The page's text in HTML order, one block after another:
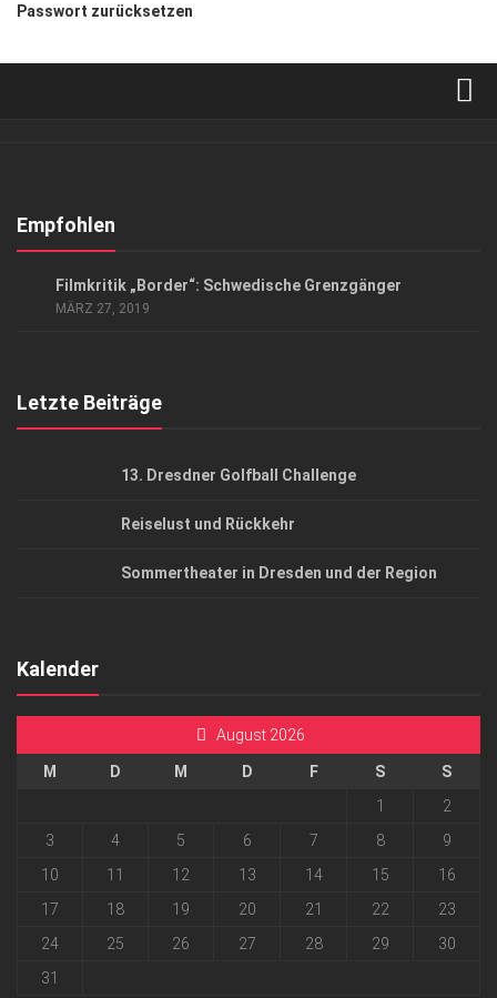
Passwort zurücksetzen
Kontakt, Impressum
Empfohlen
Filmkritik „Border“: Schwedische Grenzgänger
MÄRZ 27, 2019
Letzte Beiträge
13. Dresdner Golfball Challenge
Reiselust und Rückkehr
Sommertheater in Dresden und der Region
Kalender
August 2026
M D M D F S
S
1
2
3
4 5 6 7 8
9
10
11 12 13 14 15
16
17
18 19 20 21 22
23
24
25 26 27 28 29
30
31